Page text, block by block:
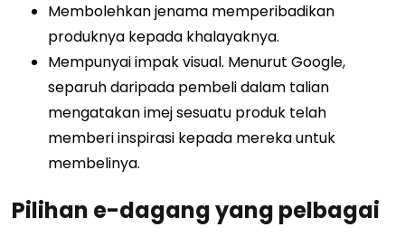
Membolehkan jenama memperibadikan
produknya kepada khalayaknya.
Mempunyai impak visual. Menurut Google,
separuh daripada pembeli dalam talian
mengatakan imej sesuatu produk telah
memberi inspirasi kepada mereka untuk
membelinya.
Pilihan e-dagang yang pelbagai